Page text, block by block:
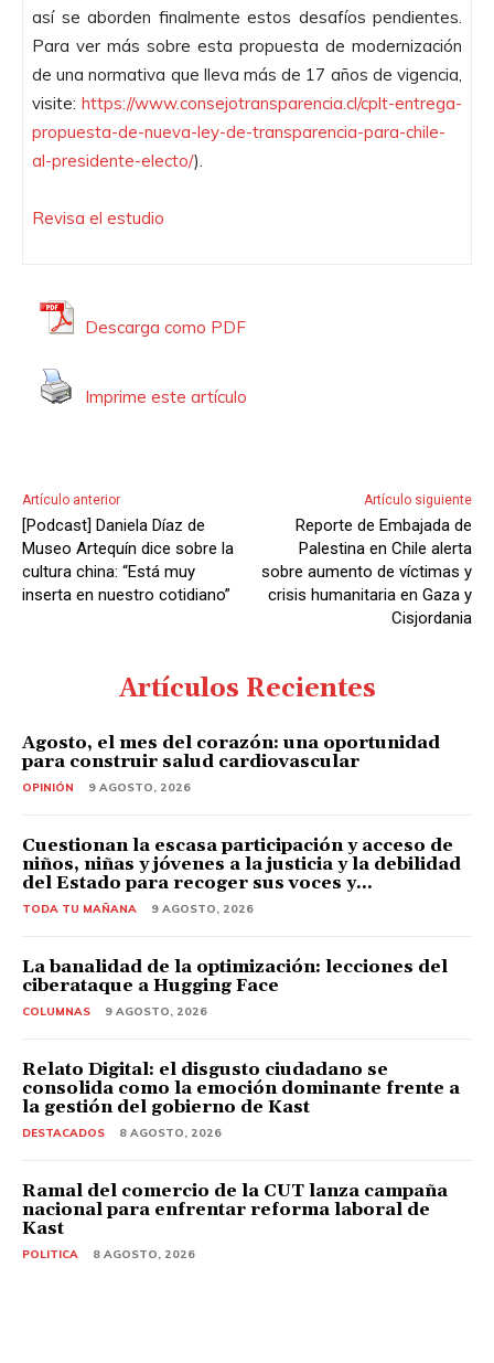
así se aborden finalmente estos desafíos pendientes.
Para ver más sobre esta propuesta de modernización
de una normativa que lleva más de 17 años de vigencia,
visite: https://www.consejotransparencia.cl/cplt-entrega-
propuesta-de-nueva-ley-de-transparencia-para-chile-
al-presidente-electo/).
Revisa el estudio
Descarga como PDF
Imprime este artículo
Artículo anterior
[Podcast] Daniela Díaz de
Museo Artequín dice sobre la
cultura china: “Está muy
inserta en nuestro cotidiano”
Artículo siguiente
Reporte de Embajada de
Palestina en Chile alerta
sobre aumento de víctimas y
crisis humanitaria en Gaza y
Cisjordania
Artículos Recientes
Agosto, el mes del corazón: una oportunidad
para construir salud cardiovascular
OPINIÓN 9 AGOSTO, 2026
Cuestionan la escasa participación y acceso de
niños, niñas y jóvenes a la justicia y la debilidad
del Estado para recoger sus voces y...
TODA TU MAÑANA 9 AGOSTO, 2026
La banalidad de la optimización: lecciones del
ciberataque a Hugging Face
COLUMNAS 9 AGOSTO, 2026
Relato Digital: el disgusto ciudadano se
consolida como la emoción dominante frente a
la gestión del gobierno de Kast
DESTACADOS 8 AGOSTO, 2026
Ramal del comercio de la CUT lanza campaña
nacional para enfrentar reforma laboral de
Kast
POLITICA 8 AGOSTO, 2026